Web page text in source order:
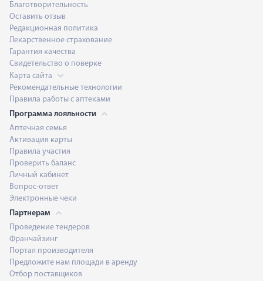
Благотворительность
Оставить отзыв
Редакционная политика
Лекарственное страхование
Гарантия качества
Свидетельство о поверке
Карта сайта
Рекомендательные технологии
Правила работы с аптеками
Программа лояльности
Аптечная семья
Активация карты
Правила участия
Проверить баланс
Личный кабинет
Вопрос-ответ
Электронные чеки
Партнерам
Проведение тендеров
Франчайзинг
Портал производителя
Предложите нам площади в аренду
Отбор поставщиков